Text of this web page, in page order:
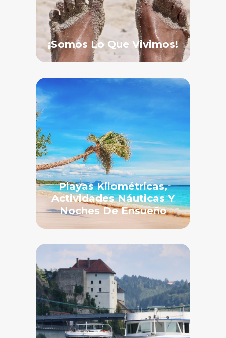
¡Somos Lo Que Vivimos!
Playas Kilométricas,
Actividades Náuticas Y
Noches De Ensueño